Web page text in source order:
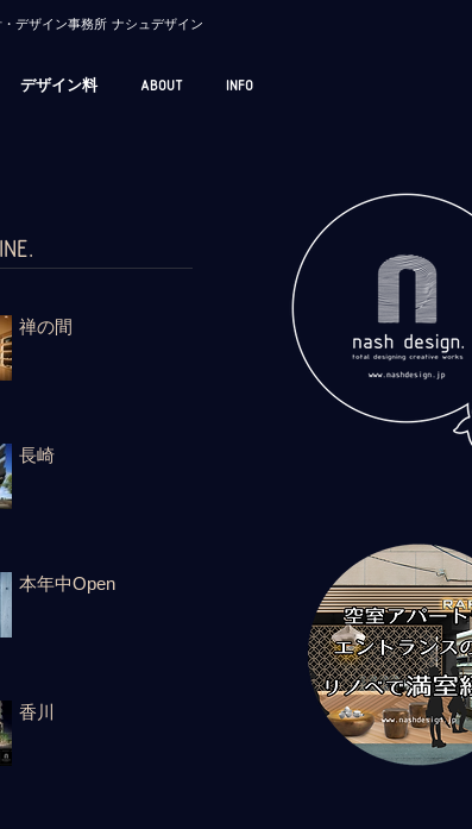
デザイン事務所 ナシュデザイン
デザイン料 ABOUT INFO
禅の間
長崎
本年中Open
香川